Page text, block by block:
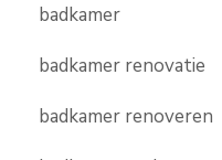
badkamer
badkamer renovatie
badkamer renoveren